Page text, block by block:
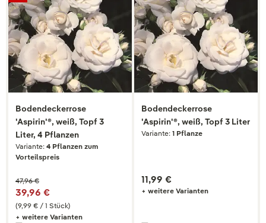
Bodendeckerrose
'Aspirin'®, weiß, Topf 3
Liter, 4 Pflanzen
Variante: 4 Pflanzen zum
Vorteilspreis
(9,99 € / 1 Stück)
47,96 €
39,96 €
+ weitere Varianten
Bodendeckerrose
'Aspirin'®, weiß, Topf 3 Liter
Variante: 1 Pflanze
11,99 €
+ weitere Varianten